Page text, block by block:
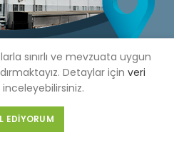
Pano |Çetinkaya Pano Fiyat
sınırlı ve mevzuata uygun
Detaylar için veri
inceleyebilirsiniz.
EDIYORUM